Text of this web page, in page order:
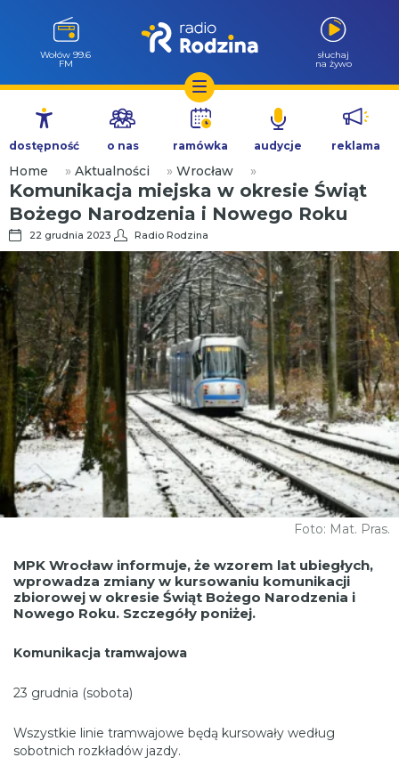
Przejdź
treści
Wołów 99.6
FM
słuchaj
na żywo
dostępność o nas ramówka audycje reklama
Home » Aktualności » Wrocław »
Komunikacja miejska w okresie Świąt
Bożego Narodzenia i Nowego Roku
22 grudnia 2023 Radio Rodzina
Foto: Mat. Pras.
MPK Wrocław informuje, że wzorem lat ubiegłych,
wprowadza zmiany w kursowaniu komunikacji
zbiorowej w okresie Świąt Bożego Narodzenia i
Nowego Roku. Szczegóły poniżej.
Komunikacja tramwajowa
23 grudnia (sobota)
Wszystkie linie tramwajowe będą kursowały według
sobotnich rozkładów jazdy.